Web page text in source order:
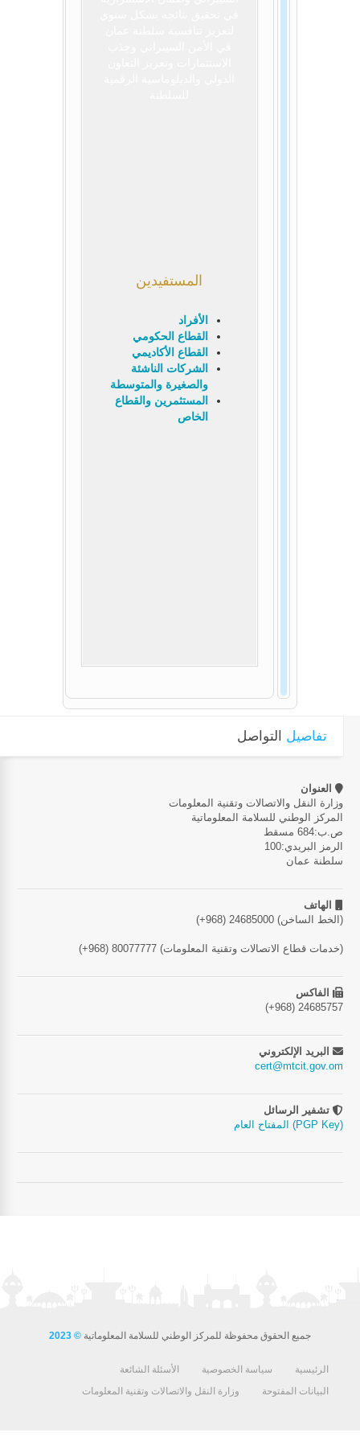
المستفيدين
الأفراد
القطاع الحكومي
القطاع الأكاديمي
الشركات الناشئة
والصغيرة والمتوسطة
المستثمرين والقطاع
الخاص
تفاصيل التواصل
وزارة النقل والاتصالات وتقنية المعلومات
المركز الوطني للسلامة المعلوماتية
ص.ب:684 مسقط
الرمز البريدي:100
سلطنة عمان
(+968) 24685000 (الخط الساخن)
(+968) 80077777 (خدمات قطاع الاتصالات وتقنية المعلومات)
(+968) 24685757
cert@mtcit.gov.om
المفتاح العام (PGP Key)
جميع الحقوق محفوظة للمركز الوطني للسلامة المعلوماتية © 2023
الرئيسية سياسة الخصوصية
الأسئلة الشائعة
البيانات المفتوحة
وزارة النقل والاتصالات وتقنية المعلومات